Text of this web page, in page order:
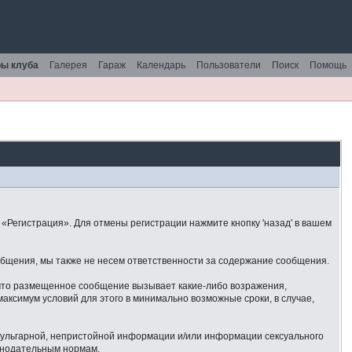
Помощь
Поиск
Пользователи
Календарь
Гараж
Галерея
клуба
Для отмены регистрации нажмите кнопку 'назад' в вашем
мы также не несем ответственности за содержание сообщения.
размещенное сообщение вызывает какие-либо возражения,
условий для этого в минимально возможные сроки, в случае,
непристойной информации и/или информации сексуального
нормам.